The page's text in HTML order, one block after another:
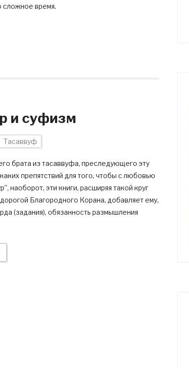
сложное время.
и суфизм
Тасаввуф
брата из тасаввуфа, преследующего эту
препятствий для того, чтобы с любовью
наоборот, эти книги, расширяя такой круг
дорогой Благородного Корана, добавляет ему,
(задания), обязанность размышления